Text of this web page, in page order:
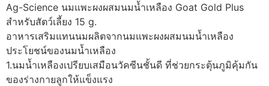
Ag-Science นมแพะผงผสมนมน้ำเหลือง Goat Gold Plus
สำหรับสัตว์เลี้ยง 15 g.
อาหารเสริมแทนนมผลิตจากนมแพะผงผสมนมน้ำเหลือง
ประโยชน์ของนมน้ำเหลือง
1.นมน้ำเหลืองเปรียบเสมือนวัคซีนชั้นดี ที่ช่วยกระตุ้นภูมิคุ้มกัน
ของร่างกายลูกให้แข็งแรง